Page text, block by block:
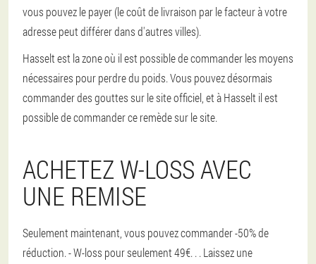
vous pouvez le payer (le coût de livraison par le facteur à votre
adresse peut différer dans d'autres villes).
Hasselt est la zone où il est possible de commander les moyens
nécessaires pour perdre du poids. Vous pouvez désormais
commander des gouttes sur le site officiel, et à Hasselt il est
possible de commander ce remède sur le site.
ACHETEZ W-LOSS AVEC
UNE REMISE
Seulement maintenant, vous pouvez commander -50% de
réduction. - W-loss pour seulement 49€. . . Laissez une